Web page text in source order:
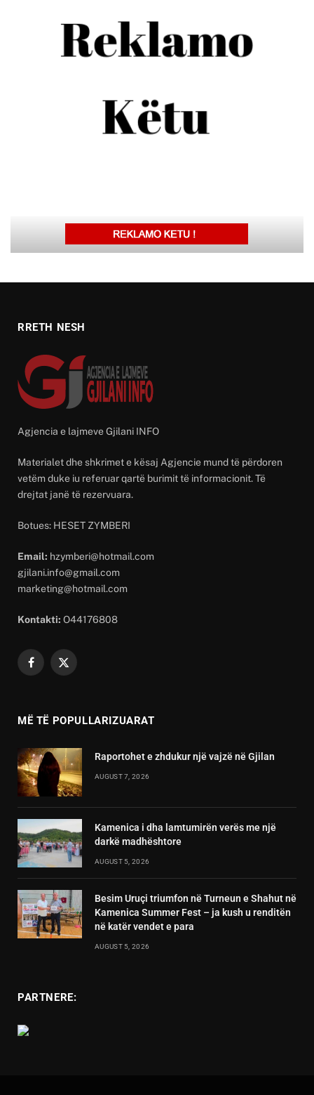
RRETH NESH
Agjencia e lajmeve Gjilani INFO
Materialet dhe shkrimet e kësaj Agjencie mund të përdoren
vetëm duke iu referuar qartë burimit të informacionit. Të
drejtat janë të rezervuara.
Botues: HESET ZYMBERI
Email: hzymberi@hotmail.com
gjilani.info@gmail.com
marketing@hotmail.com
Kontakti: O44176808
Facebook
X
MË TË POPULLARIZUARAT
Raportohet e zhdukur një vajzë në Gjilan
AUGUST 7, 2026
Kamenica i dha lamtumirën verës me një
darkë madhështore
AUGUST 5, 2026
Besim Uruçi triumfon në Turneun e Shahut në
Kamenica Summer Fest – ja kush u renditën
në katër vendet e para
AUGUST 5, 2026
PARTNERE: